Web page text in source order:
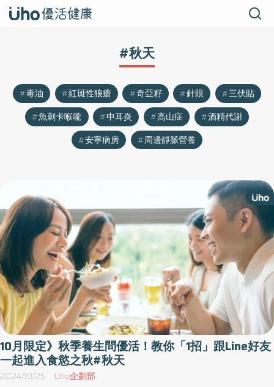
#秋天
毒油 紅斑性狼瘡 奇亞籽 針眼
三伏貼
魚刺卡喉嚨
中耳炎 高山症
酒精代謝
安寧病房
周邊靜脈營養
10月限定》秋季養生問優活！教你「1招」跟Line好友
一起進入食慾之秋#秋天
2024/10/25 Uho企劃部